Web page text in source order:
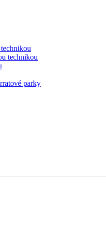
technikou
parky